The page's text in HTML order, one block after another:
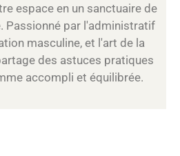
espace en un sanctuaire de
Passionné par l'administratif
masculine, et l'art de la
des astuces pratiques
accompli et équilibrée.